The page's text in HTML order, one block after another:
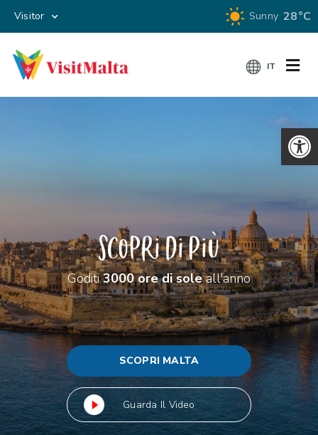
Apri la
Visitor Sunny 28°C
IT
Scopri Di Più
Goditi3000 ore di soleall'anno
SCOPRI MALTA
Guarda Il Video
PRENOTA
INFO VIAGGIO